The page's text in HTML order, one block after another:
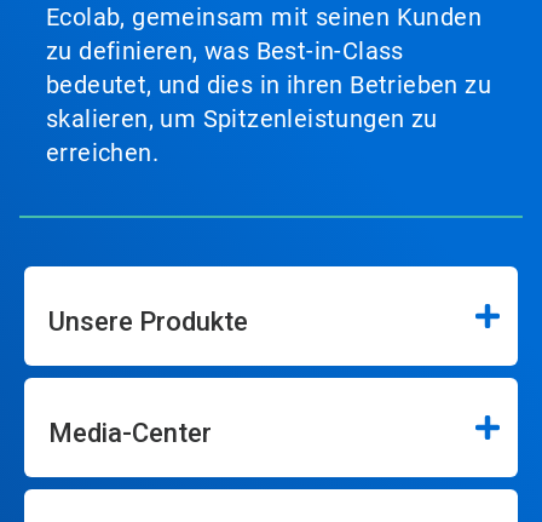
Ecolab, gemeinsam mit seinen Kunden
zu definieren, was Best-in-Class
bedeutet, und dies in ihren Betrieben zu
skalieren, um Spitzenleistungen zu
erreichen.
Unsere Produkte
Media-Center